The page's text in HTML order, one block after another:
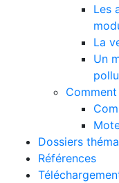
Les
La
Un
Dossiers
Références